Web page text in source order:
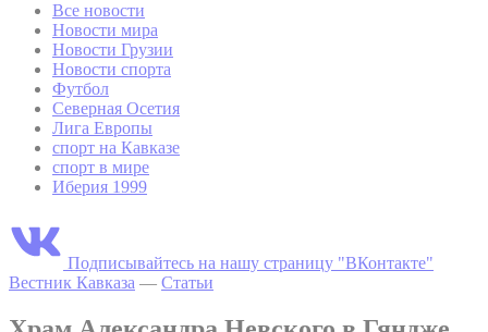
Все новости
Новости мира
Новости Грузии
Новости спорта
Футбол
Северная Осетия
Лига Европы
спорт на Кавказе
спорт в мире
Иберия 1999
Подписывайтесь на нашу страницу "ВКонтакте"
Вестник Кавказа — Статьи